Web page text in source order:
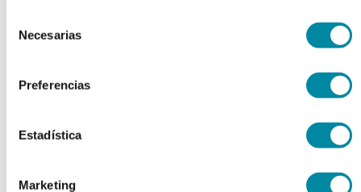
Necesarias
Preferencias
Estadística
Marketing
consigue 15 puntos de fidelización
ITRACONAZOL